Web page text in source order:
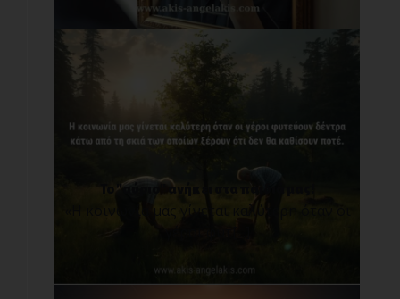
Το "αύριο" ανήκει στα παιδιά μας!
«Η κοινωνία μας γίνεται καλύτερη όταν οι
γέροι φυτ[...]